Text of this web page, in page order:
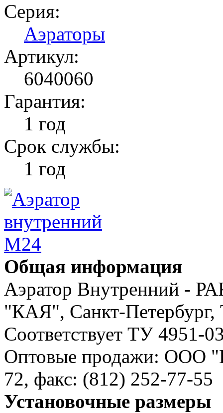
Серия:
Аэраторы
Артикул:
6040060
Гарантия:
1 год
Срок службы:
1 год
Общая информация
Аэратор Внутренний -
"КАЯ", Санкт-Петербург,
Соответствует ТУ 4951-
Оптовые продажи: ООО
72, факс: (812) 252-77-55
Установочные размеры